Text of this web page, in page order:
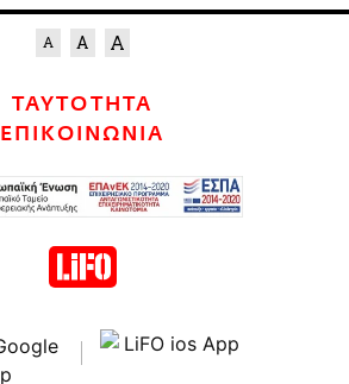
ΤΑΥΤΟΤΗΤΑ
ΕΠΙΚΟΙΝΩΝΙΑ